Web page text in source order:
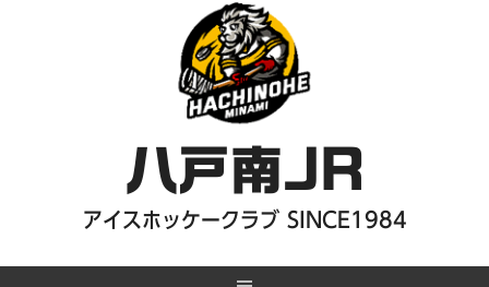
八戸南JR
アイスホッケークラブ SINCE1984